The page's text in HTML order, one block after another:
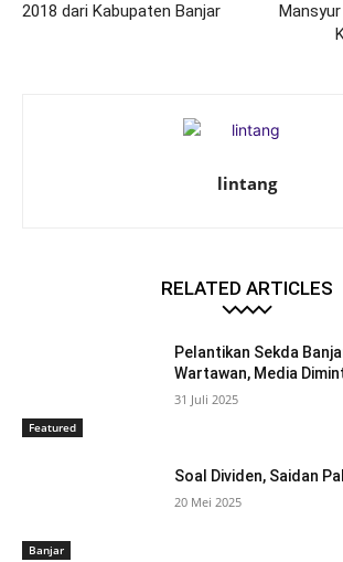
2018 dari Kabupaten Banjar
lintang
RELATED ARTICLES
Featured
Pelantikan Sekda
Wartawan, Media
31 Juli 2025
Banjar
Soal Dividen, Saidan
20 Mei 2025